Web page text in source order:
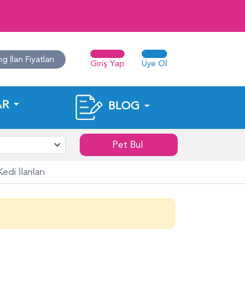
İlan Fiyatları Giriş Yap Üye Ol
BLOG
Pet Bul
İlanları